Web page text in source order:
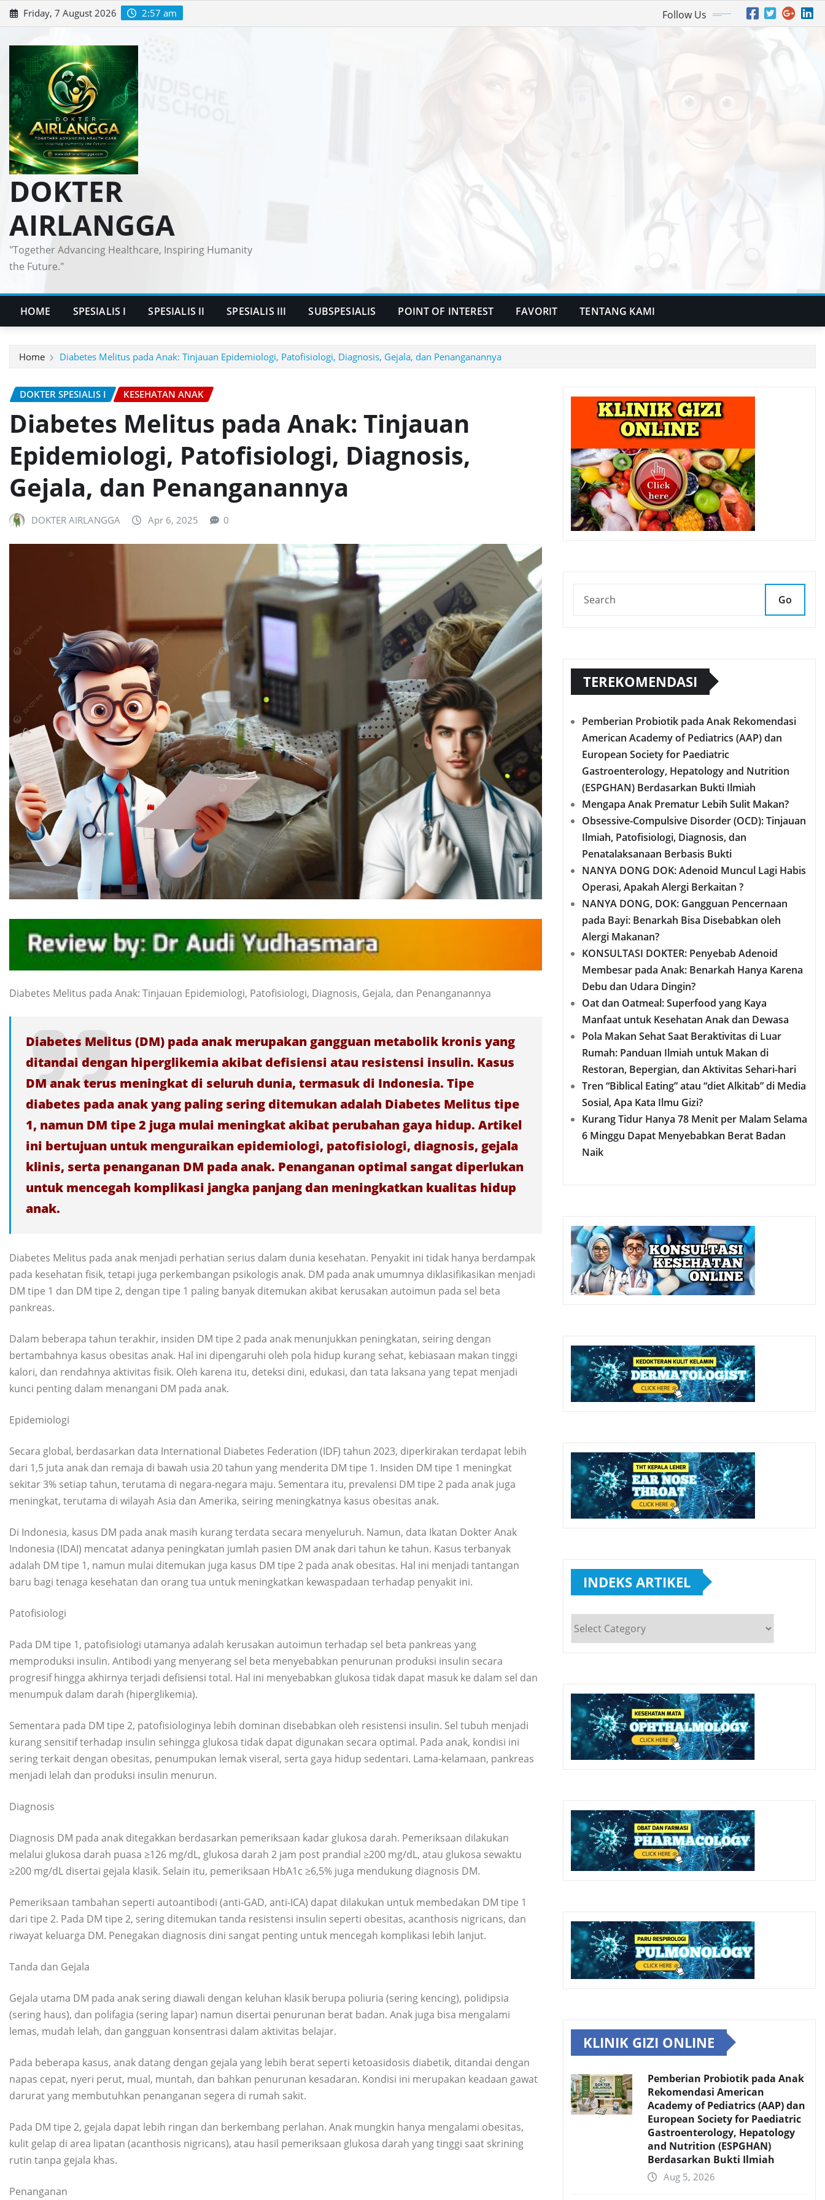
Skip
to
Friday, 7 August 2026 2:57 am Follow Us
DOKTER
AIRLANGGA
"Together Advancing Healthcare, Inspiring Humanity
the Future."
HOME SPESIALIS I SPESIALIS II SPESIALIS III SUBSPESIALIS POINT OF INTEREST FAVORIT TENTANG KAMI
Home Diabetes Melitus pada Anak: Tinjauan Epidemiologi, Patofisiologi, Diagnosis, Gejala, dan Penanganannya
DOKTER SPESIALIS I KESEHATAN ANAK
Diabetes Melitus pada Anak: Tinjauan
Epidemiologi, Patofisiologi, Diagnosis,
Gejala, dan Penanganannya
DOKTER AIRLANGGA Apr 6, 2025 0
Diabetes Melitus pada Anak: Tinjauan Epidemiologi, Patofisiologi, Diagnosis, Gejala, dan Penanganannya
Diabetes Melitus (DM) pada anak merupakan gangguan metabolik kronis yang
ditandai dengan hiperglikemia akibat defisiensi atau resistensi insulin. Kasus
DM anak terus meningkat di seluruh dunia, termasuk di Indonesia. Tipe
diabetes pada anak yang paling sering ditemukan adalah Diabetes Melitus tipe
1, namun DM tipe 2 juga mulai meningkat akibat perubahan gaya hidup. Artikel
ini bertujuan untuk menguraikan epidemiologi, patofisiologi, diagnosis, gejala
klinis, serta penanganan DM pada anak. Penanganan optimal sangat diperlukan
untuk mencegah komplikasi jangka panjang dan meningkatkan kualitas hidup
anak.
Diabetes Melitus pada anak menjadi perhatian serius dalam dunia kesehatan. Penyakit ini tidak hanya berdampak
pada kesehatan fisik, tetapi juga perkembangan psikologis anak. DM pada anak umumnya diklasifikasikan menjadi
DM tipe 1 dan DM tipe 2, dengan tipe 1 paling banyak ditemukan akibat kerusakan autoimun pada sel beta
pankreas.
Dalam beberapa tahun terakhir, insiden DM tipe 2 pada anak menunjukkan peningkatan, seiring dengan
bertambahnya kasus obesitas anak. Hal ini dipengaruhi oleh pola hidup kurang sehat, kebiasaan makan tinggi
kalori, dan rendahnya aktivitas fisik. Oleh karena itu, deteksi dini, edukasi, dan tata laksana yang tepat menjadi
kunci penting dalam menangani DM pada anak.
Epidemiologi
Secara global, berdasarkan data International Diabetes Federation (IDF) tahun 2023, diperkirakan terdapat lebih
dari 1,5 juta anak dan remaja di bawah usia 20 tahun yang menderita DM tipe 1. Insiden DM tipe 1 meningkat
sekitar 3% setiap tahun, terutama di negara-negara maju. Sementara itu, prevalensi DM tipe 2 pada anak juga
meningkat, terutama di wilayah Asia dan Amerika, seiring meningkatnya kasus obesitas anak.
Di Indonesia, kasus DM pada anak masih kurang terdata secara menyeluruh. Namun, data Ikatan Dokter Anak
Indonesia (IDAI) mencatat adanya peningkatan jumlah pasien DM anak dari tahun ke tahun. Kasus terbanyak
adalah DM tipe 1, namun mulai ditemukan juga kasus DM tipe 2 pada anak obesitas. Hal ini menjadi tantangan
baru bagi tenaga kesehatan dan orang tua untuk meningkatkan kewaspadaan terhadap penyakit ini.
Patofisiologi
Pada DM tipe 1, patofisiologi utamanya adalah kerusakan autoimun terhadap sel beta pankreas yang
memproduksi insulin. Antibodi yang menyerang sel beta menyebabkan penurunan produksi insulin secara
progresif hingga akhirnya terjadi defisiensi total. Hal ini menyebabkan glukosa tidak dapat masuk ke dalam sel dan
menumpuk dalam darah (hiperglikemia).
Sementara pada DM tipe 2, patofisiologinya lebih dominan disebabkan oleh resistensi insulin. Sel tubuh menjadi
kurang sensitif terhadap insulin sehingga glukosa tidak dapat digunakan secara optimal. Pada anak, kondisi ini
sering terkait dengan obesitas, penumpukan lemak viseral, serta gaya hidup sedentari. Lama-kelamaan, pankreas
menjadi lelah dan produksi insulin menurun.
Diagnosis
Diagnosis DM pada anak ditegakkan berdasarkan pemeriksaan kadar glukosa darah. Pemeriksaan dilakukan
melalui glukosa darah puasa ≥126 mg/dL, glukosa darah 2 jam post prandial ≥200 mg/dL, atau glukosa sewaktu
≥200 mg/dL disertai gejala klasik. Selain itu, pemeriksaan HbA1c ≥6,5% juga mendukung diagnosis DM.
Pemeriksaan tambahan seperti autoantibodi (anti-GAD, anti-ICA) dapat dilakukan untuk membedakan DM tipe 1
dari tipe 2. Pada DM tipe 2, sering ditemukan tanda resistensi insulin seperti obesitas, acanthosis nigricans, dan
riwayat keluarga DM. Penegakan diagnosis dini sangat penting untuk mencegah komplikasi lebih lanjut.
Tanda dan Gejala
Gejala utama DM pada anak sering diawali dengan keluhan klasik berupa poliuria (sering kencing), polidipsia
(sering haus), dan polifagia (sering lapar) namun disertai penurunan berat badan. Anak juga bisa mengalami
lemas, mudah lelah, dan gangguan konsentrasi dalam aktivitas belajar.
Pada beberapa kasus, anak datang dengan gejala yang lebih berat seperti ketoasidosis diabetik, ditandai dengan
napas cepat, nyeri perut, mual, muntah, dan bahkan penurunan kesadaran. Kondisi ini merupakan keadaan gawat
darurat yang membutuhkan penanganan segera di rumah sakit.
Pada DM tipe 2, gejala dapat lebih ringan dan berkembang perlahan. Anak mungkin hanya mengalami obesitas,
kulit gelap di area lipatan (acanthosis nigricans), atau hasil pemeriksaan glukosa darah yang tinggi saat skrining
rutin tanpa gejala khas.
Penanganan
Go
TEREKOMENDASI
Pemberian Probiotik pada Anak Rekomendasi
American Academy of Pediatrics (AAP) dan
European Society for Paediatric
Gastroenterology, Hepatology and Nutrition
(ESPGHAN) Berdasarkan Bukti Ilmiah
Mengapa Anak Prematur Lebih Sulit Makan?
Obsessive-Compulsive Disorder (OCD): Tinjauan
Ilmiah, Patofisiologi, Diagnosis, dan
Penatalaksanaan Berbasis Bukti
NANYA DONG DOK: Adenoid Muncul Lagi Habis
Operasi, Apakah Alergi Berkaitan ?
NANYA DONG, DOK: Gangguan Pencernaan
pada Bayi: Benarkah Bisa Disebabkan oleh
Alergi Makanan?
KONSULTASI DOKTER: Penyebab Adenoid
Membesar pada Anak: Benarkah Hanya Karena
Debu dan Udara Dingin?
Oat dan Oatmeal: Superfood yang Kaya
Manfaat untuk Kesehatan Anak dan Dewasa
Pola Makan Sehat Saat Beraktivitas di Luar
Rumah: Panduan Ilmiah untuk Makan di
Restoran, Bepergian, dan Aktivitas Sehari-hari
Tren “Biblical Eating” atau “diet Alkitab” di Media
Sosial, Apa Kata Ilmu Gizi?
Kurang Tidur Hanya 78 Menit per Malam Selama
6 Minggu Dapat Menyebabkan Berat Badan
Naik
INDEKS ARTIKEL
INDEKS
KLINIK GIZI ONLINE
Pemberian Probiotik pada Anak
Rekomendasi American
Academy of Pediatrics (AAP) dan
European Society for Paediatric
Gastroenterology, Hepatology
and Nutrition (ESPGHAN)
Berdasarkan Bukti Ilmiah
Aug 5, 2026